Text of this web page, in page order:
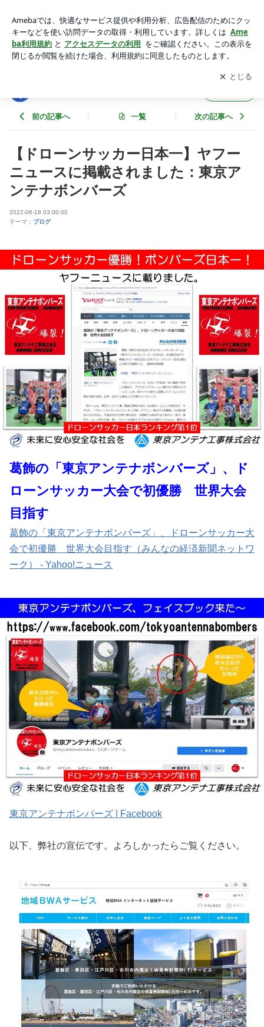
た：東京アンテナボンバーズ | 東京スカイツリーファンクラブ
ブログ
アプリをダウンロードして ブログの更新通知
を受け取りまし
ょう。
開く
前の記事へ 一覧 次の記事へ
【ドローンサッカー日本一】ヤフー
ニュースに掲載されました：東京ア
ンテナボンバーズ
2022-06-18 03:00:00
テーマ： ブログ
葛飾の「東京アンテナボンバーズ」、ド
ローンサッカー大会で初優勝 世界大会
目指す
葛飾の「東京アンテナボンバーズ」、ドローンサッカー大
会で初優勝 世界大会目指す（みんなの経済新聞ネットワ
ーク） - Yahoo!ニュース
東京アンテナボンバーズ | Facebook
以下、弊社の宣伝です。よろしかったらご覧ください。